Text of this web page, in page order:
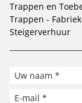
Trappen en
Trappen -
Steigerverhuur